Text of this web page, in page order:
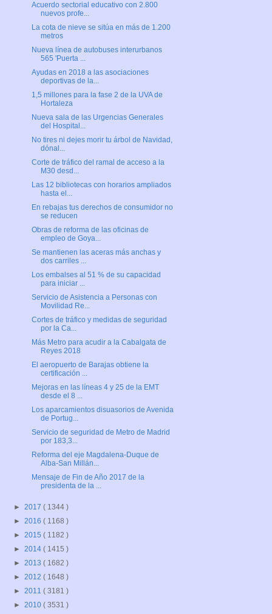
Acuerdo sectorial educativo con 2.800
nuevos profe...
La cota de nieve se sitúa en más de 1.200
metros
Nueva línea de autobuses interurbanos
565 'Puerta ...
Ayudas en 2018 a las asociaciones
deportivas de la...
1,5 millones para la fase 2 de la UVA de
Hortaleza
Nueva sala de las Urgencias Generales
del Hospital...
No tires ni dejes morir tu árbol de Navidad,
dónal...
Corte de tráfico del ramal de acceso a la
M30 desd...
Las 12 bibliotecas con horarios ampliados
hasta el...
En rebajas tus derechos de consumidor no
se reducen
Obras de reforma de las oficinas de
empleo de Goya...
Se mantienen las aceras más anchas y
dos carriles ...
Los embalses al 51 % de su capacidad
para iniciar ...
Servicio de Asistencia a Personas con
Movilidad Re...
Cortes de tráfico y medidas de seguridad
por la Ca...
Más Metro para acudir a la Cabalgata de
Reyes 2018
El aeropuerto de Barajas obtiene la
certificación ...
Mejoras en las líneas 4 y 25 de la EMT
desde el 8 ...
Los aparcamientos disuasorios de Avenida
de Portug...
Servicio de seguridad de Metro de Madrid
por 183,3...
Reforma del eje Magdalena-Duque de
Alba-San Millán...
Mensaje de Fin de Año 2017 de la
presidenta de la ...
► 2017 ( 1344 )
► 2016 ( 1168 )
► 2015 ( 1182 )
► 2014 ( 1415 )
► 2013 ( 1682 )
► 2012 ( 1648 )
► 2011 ( 3181 )
► 2010 ( 3531 )